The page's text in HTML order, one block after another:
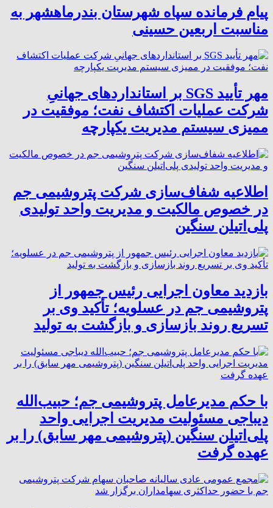
پیام فرمانده سپاه شهرستان بندرماهشهر به
مناسبت اربعین حسینی
مهر تأیید SGS بر استانداردهای جهانیِ
شرکت عملیات اکتشاف نفت؛ موفقیت در
ممیزی سیستم مدیریت یکپارچه
اطلاعیه شفاف‌سازی شرکت پتروشیمی جم
در خصوص مالکیت و مدیریت واحد تولیدی
پلی‌اتیلن سنگین
بازدید معاون اجرایی رئیس جمهور از
پتروشیمی جم در عسلویه؛ تأکید وی بر
تسریع روند بازسازی و بازگشت به تولید
با حکم مدیرعامل پتروشیمی جم؛ حبیب‌الله
دیباجی مسئولیت مدیریت اجرایی واحد
پلی‌اتیلن سنگین (پتروشیمی مهر سابق) را بر
عهده گرفت